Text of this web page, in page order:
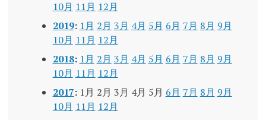
10月 11月 12月
2019: 1月 2月 3月 4月 5月 6月 7月 8月 9月
10月 11月 12月
2018: 1月 2月 3月 4月 5月 6月 7月 8月 9月
10月 11月 12月
2017: 1月 2月 3月 4月 5月 6月 7月 8月 9月
10月 11月 12月